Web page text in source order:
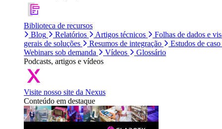
Biblioteca de recursos
Blog
Relatórios Artigos técnicos
Folhas de dados e
gerais de soluções
Resumos de integração
Estudos de caso
Webinars sob demanda
Vídeos
Glossário
Podcasts, artigos e vídeos
Visite nosso site da Nexus
Conteúdo em destaque